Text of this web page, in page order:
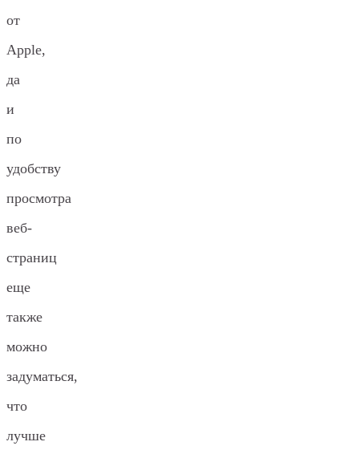
от
Apple,
да
и
по
удобству
просмотра
веб-
страниц
еще
также
можно
задуматься,
что
лучше